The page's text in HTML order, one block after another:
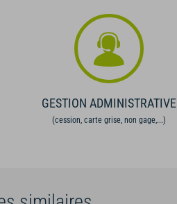
GESTION ADMINISTRATIVE
(cession, carte grise, non gage,...)